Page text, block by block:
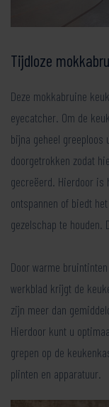
Tijdloze
Deze mokkabruine
eyecatcher. Om de
bijna geheel greeploos
doorgetrokken zodat
gecreëerd. Hierdoor is
ontspannen of biedt
gezelschap te houden.
Door warme
werkblad krijgt de
zijn meer dan
Hierdoor kunt u
grepen op de
plinten en apparatuur.